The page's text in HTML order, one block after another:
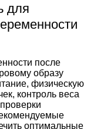
для
после
образу
физическую
контроль веса
оптимальные